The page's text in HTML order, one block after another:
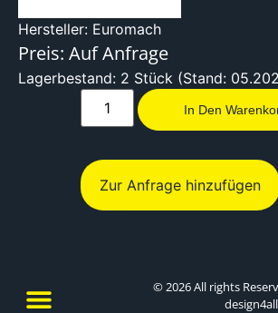
Hersteller: Euromach
Preis: Auf Anfrage
Lagerbestand: 2 Stück (Stand:
In Den
Zur Anfrage hinzufügen
© 2026 All rights